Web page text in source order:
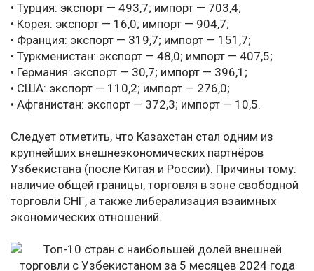
• Турция: экспорт — 493,7; импорт — 703,4;
• Корея: экспорт — 16,0; импорт — 904,7;
• Франция: экспорт — 319,7; импорт — 151,7;
• Туркменистан: экспорт — 48,0; импорт — 407,5;
• Германия: экспорт — 30,7; импорт — 396,1;
• США: экспорт — 110,2; импорт — 276,0;
• Афганистан: экспорт — 372,3; импорт — 10,5.
Следует отметить, что Казахстан стал одним из
крупнейших внешнеэкономических партнёров
Узбекистана (после Китая и России). Причины тому:
наличие общей границы, торговля в зоне свободной
торговли СНГ, а также либерализация взаимных
экономических отношений.